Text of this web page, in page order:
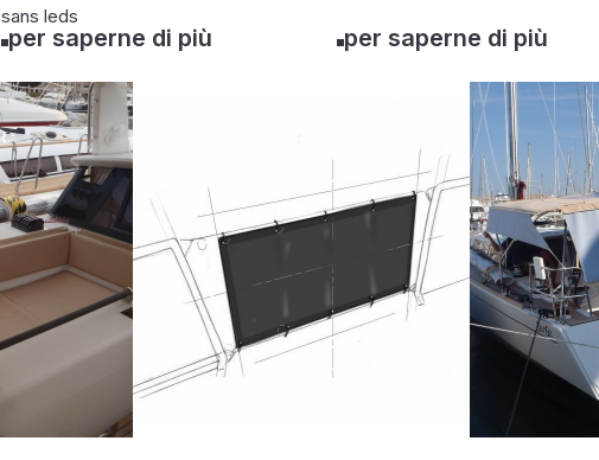
sans leds
per saperne di più per saperne di più